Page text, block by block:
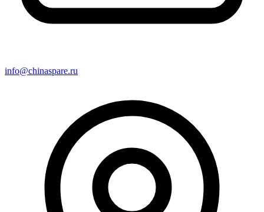
info@chinaspare.ru